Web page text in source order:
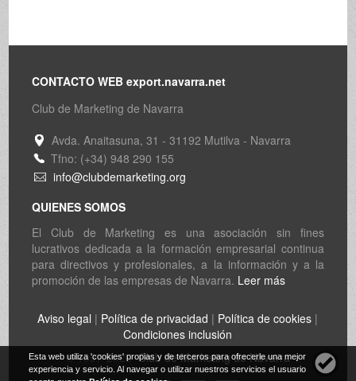
CONTACTO WEB export.navarra.net
Club de Marketing de Navarra
Avda. Anaitasuna, 31 - 31192 Mutilva - Navarra
Tfno: (+34) 948 290 155
info@clubdemarketing.org
QUIENES SOMOS
El Club de Marketing es una asociación sin fines
lucrativos dedicada a la formación empresarial continua
para directivos y profesionales, a la información y a la
promoción de las empresas de Navarra. Leer más
Aviso legal | Política de privacidad | Política de cookies |
Condiciones inclusión
© 1997-2026Club de Marketing de Navarra
Esta web utiliza 'cookies' propias y de terceros para ofrecerle una mejor
experiencia y servicio. Al navegar o utilizar nuestros servicios el usuario